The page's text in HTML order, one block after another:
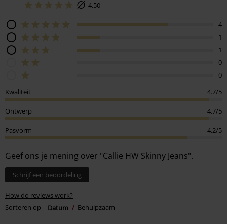
4.50
4
1
1
0
0
Kwaliteit
4.7/5
Ontwerp 4.7/5
Pasvorm 4.2/5
Geef ons je mening over "Callie HW Skinny Jeans".
Schrijf een beoordeling
How do reviews work?
Sorteren op
Datum Behulpzaam